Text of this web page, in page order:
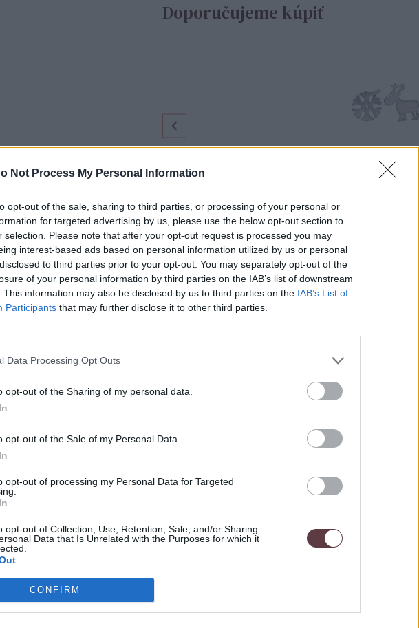
Not Process My Personal Information
opt-out of the sale, sharing to third parties, or processing of your personal or
for targeted advertising by us, please use the below opt-out section to
selection. Please note that after your opt-out request is processed you may
interest-based ads based on personal information utilized by us or personal
to third parties prior to your opt-out. You may separately opt-out of the
of your personal information by third parties on the IAB’s list of downstream
This information may also be disclosed by us to third parties on the IAB’s List of
Participants that may further disclose it to other third parties.
Data Processing Opt Outs
opt-out of the Sharing of my personal data.
opt-out of the Sale of my Personal Data.
opt-out of processing my Personal Data for Targeted
opt-out of Collection, Use, Retention, Sale, and/or Sharing
Data that Is Unrelated with the Purposes for which it
CONFIRM
Doporučujeme kúpiť
Strieborné dámske
minimalistického štýlu a jemnej
navrhnutý tak, aby pôsobil nenápadne a
a je dostatočne všestranný, aby doplnil
minimalizujú riziko alergických reakcií, a
Parametre
Výrobca:
Farba:
Materiál:
Udalosti: